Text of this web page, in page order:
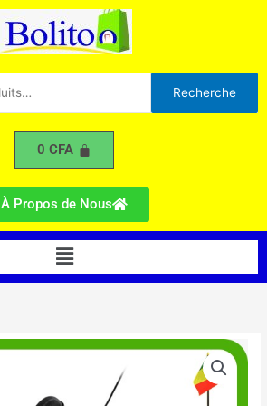
Recherche
0CFA
À Propos de Nous
Menu